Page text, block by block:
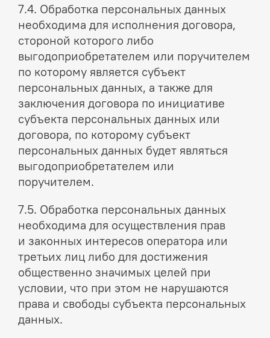
7.4. Обработка персональных данных
необходима для исполнения договора,
стороной которого либо
выгодоприобретателем или поручителем
по которому является субъект
персональных данных, а также для
заключения договора по инициативе
субъекта персональных данных или
договора, по которому субъект
персональных данных будет являться
выгодоприобретателем или
поручителем.
7.5. Обработка персональных данных
необходима для осуществления прав
и законных интересов оператора или
третьих лиц либо для достижения
общественно значимых целей при
условии, что при этом не нарушаются
права и свободы субъекта персональных
данных.